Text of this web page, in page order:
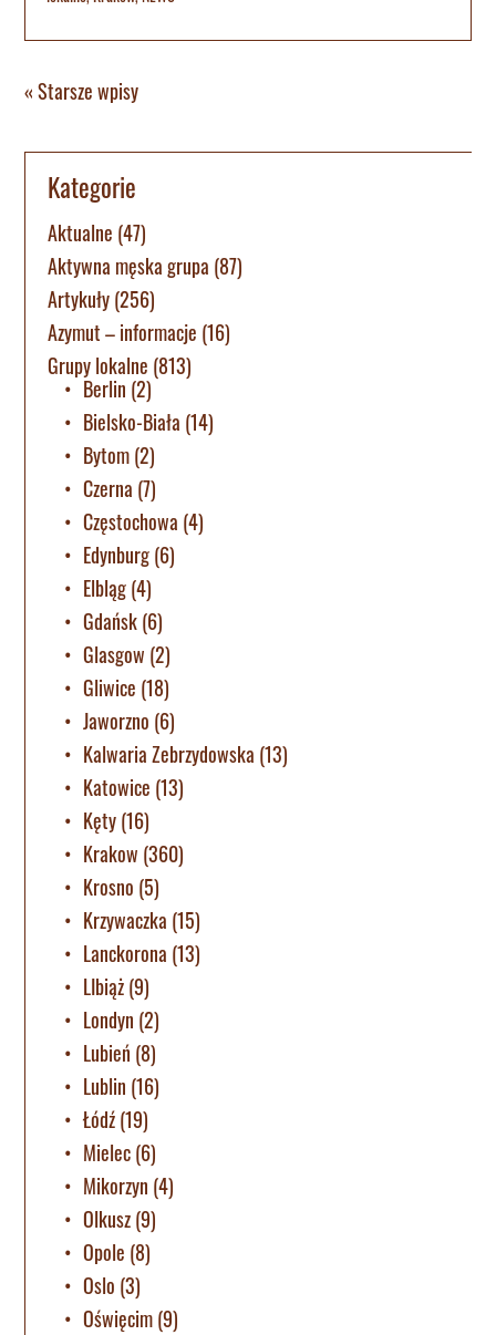
« Starsze wpisy
Kategorie
Aktualne (47)
Aktywna męska grupa (87)
Artykuły(256)
Azymut – informacje (16)
Grupy lokalne (813)
Berlin (2)
Bielsko-Biała (14)
Bytom(2)
Czerna (7)
Częstochowa (4)
Edynburg(6)
Elbląg(4)
Gdańsk(6)
Glasgow (2)
Gliwice (18)
Jaworzno (6)
Kalwaria Zebrzydowska (13)
Katowice (13)
Kęty(16)
Krakow (360)
Krosno (5)
Krzywaczka (15)
Lanckorona (13)
LIbiąż(9)
Londyn (2)
Lubień (8)
Lublin (16)
Łódź(19)
Mielec(6)
Mikorzyn (4)
Olkusz(9)
Opole (8)
Oslo (3)
Oświęcim(9)